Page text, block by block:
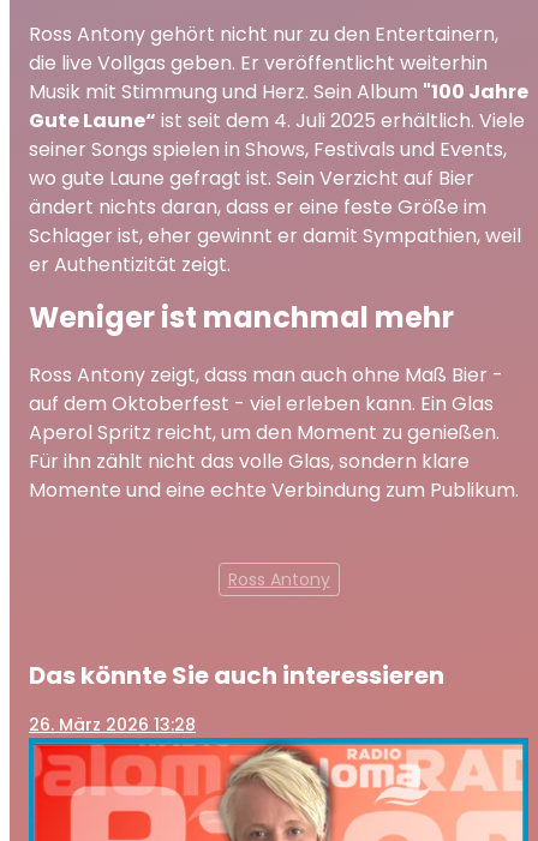
Ross Antony gehört nicht nur zu den Entertainern,
die live Vollgas geben. Er veröffentlicht weiterhin
Musik mit Stimmung und Herz. Sein Album "100 Jahre
Gute Laune“ ist seit dem 4. Juli 2025 erhältlich. Viele
seiner Songs spielen in Shows, Festivals und Events,
wo gute Laune gefragt ist. Sein Verzicht auf Bier
ändert nichts daran, dass er eine feste Größe im
Schlager ist, eher gewinnt er damit Sympathien, weil
er Authentizität zeigt.
Weniger ist manchmal mehr
Ross Antony zeigt, dass man auch ohne Maß Bier -
auf dem Oktoberfest - viel erleben kann. Ein Glas
Aperol Spritz reicht, um den Moment zu genießen.
Für ihn zählt nicht das volle Glas, sondern klare
Momente und eine echte Verbindung zum Publikum.
Ross Antony
Das könnte Sie auch interessieren
26. März 2026 13:28